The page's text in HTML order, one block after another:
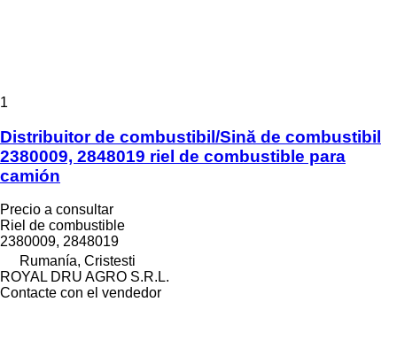
1
Distribuitor de combustibil/Sină de combustibil
2380009, 2848019 riel de combustible para
camión
Precio a consultar
Riel de combustible
2380009, 2848019
Rumanía, Cristesti
ROYAL DRU AGRO S.R.L.
Contacte con el vendedor